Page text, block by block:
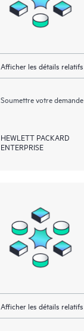
Afficher les détails
Soumettre votre
HEWLETT PACKARD
ENTERPRISE
Afficher les détails